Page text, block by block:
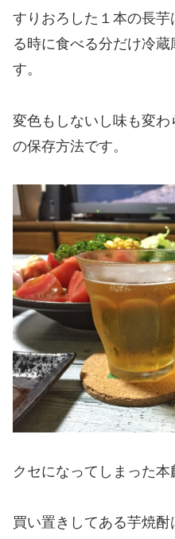
すりおろした１本の長
る時に食べる分だけ冷
す。
変色もしないし味も変
の保存方法です。
クセになってしまった本
買い置きしてある芋焼